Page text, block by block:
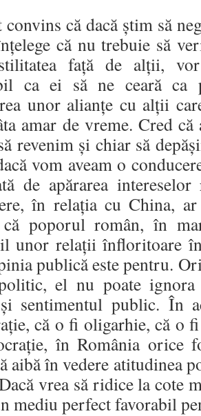
convins că dacă știm să
că nu trebuie să
față de alții,
ca ei să ne ceară
unor alianțe cu alții
amar de vreme. Cred
revenim și chiar să
vom aveam o
de apărarea
în relația cu China,
că poporul român, în
unor relații înfloritoare
publică este pentru.
el nu poate
sentimentul public. În
că o fi oligarhie, că o
în România orice
aibă în vedere atitudinea
vrea să ridice la cote
mediu perfect favorabil